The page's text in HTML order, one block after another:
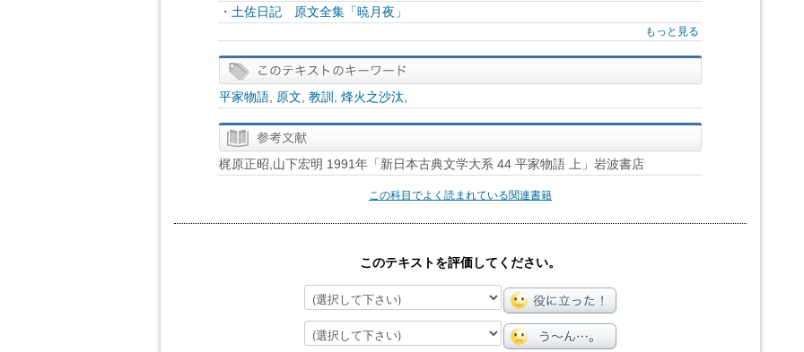
・ 土佐日記 原文全集「暁月夜」
もっと見る
平家物語 原文 教訓 烽火之沙汰
梶原正昭,山下宏明 1991年「新日本古典文学大系 44 平家物語 上」岩波書店
この科目でよく読まれている関連書籍
このテキストを評価してください。